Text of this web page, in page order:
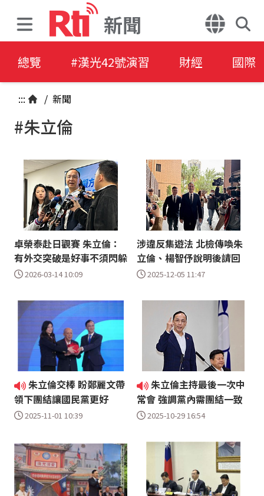
新聞
總覽 #漢光42號演習 財經 國際
::: / 新聞
#朱立倫
卓榮泰赴日觀賽 朱立倫：
有外交突破是好事不須閃躲
2026-03-14 10:09
涉違反集遊法 北檢傳喚朱
立倫、楊智伃說明後請回
2025-12-05 11:47
朱立倫交棒 盼鄭麗文帶
領下團結讓國民黨更好
2025-11-01 10:39
朱立倫主持最後一次中
常會 強調黨內需團結一致
2025-10-29 16:54